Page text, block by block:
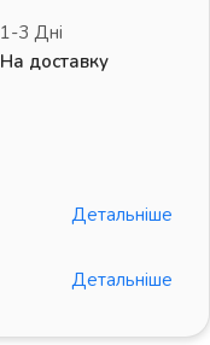
1-3 Дні
На доставку
Детальніше
Детальніше